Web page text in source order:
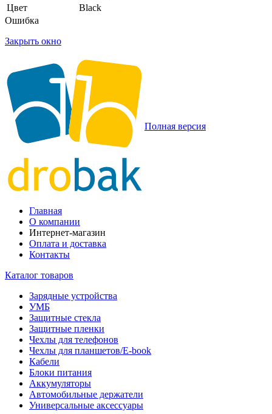
Цвет
Black
Ошибка
Закрыть окно
Полная версия
Главная
О компании
Интернет-магазин
Оплата и доставка
Контакты
Каталог товаров
Зарядные устройства
УМБ
Защитные стекла
Защитные пленки
Чехлы для телефонов
Чехлы для планшетов/E-book
Кабели
Блоки питания
Аккумуляторы
Автомобильные держатели
Универсальные аксессуары